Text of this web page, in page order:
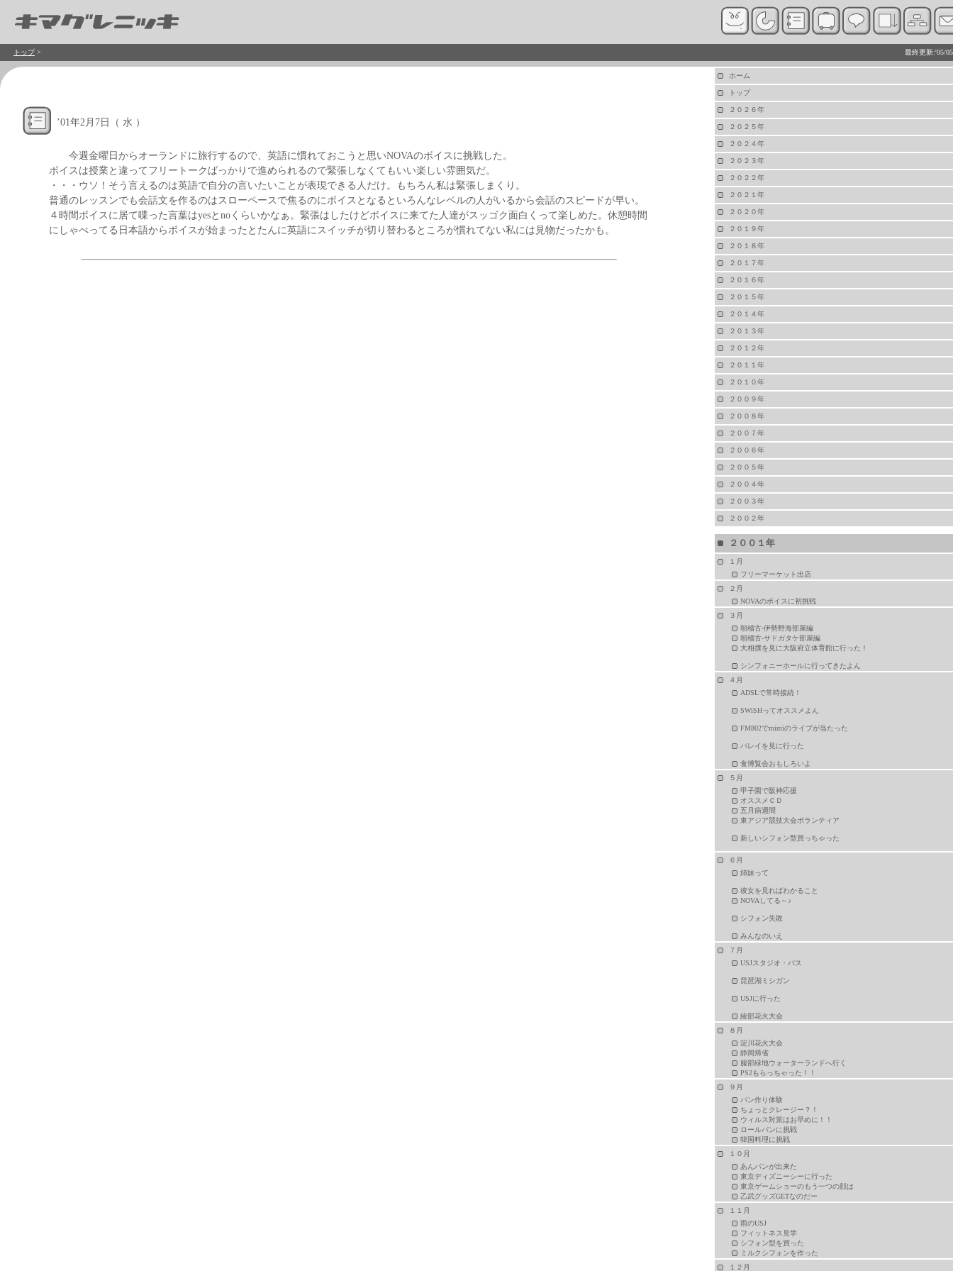
トップ> 最終更新:'05/
’01年2月7日（ 水 ）
今週金曜日からオーランドに旅行するので、英語に慣れておこうと思いNOVAのボイスに挑戦した。
ボイスは授業と違ってフリートークばっかりで進められるので緊張しなくてもいい楽しい雰囲気だ。
・・・ウソ！そう言えるのは英語で自分の言いたいことが表現できる人だけ。もちろん私は緊張しまくり。
普通のレッスンでも会話文を作るのはスローペースで焦るのにボイスとなるといろんなレベルの人がいるから会話のスピードが早い。
４時間ボイスに居て喋った言葉はyesとnoくらいかなぁ。緊張はしたけどボイスに来てた人達がスッゴク面白くって楽しめた。休憩時間
にしゃべってる日本語からボイスが始まったとたんに英語にスイッチが切り替わるところが慣れてない私には見物だったかも。
ホーム
トップ
２０２６年
２０２５年
２０２４年
２０２３年
２０２２年
２０２１年
２０２０年
２０１９年
２０１８年
２０１７年
２０１６年
２０１５年
２０１４年
２０１３年
２０１２年
２０１１年
２０１０年
２００９年
２００８年
２００７年
２００６年
２００５年
２００４年
２００３年
２００２年
２００１年
１月
フリーマーケット出店
２月
NOVAのボイスに初挑戦
３月
朝稽古-伊勢野海部屋編
朝稽古-サドガタケ部屋編
大相撲を見に大阪府立体育館に行った！
シンフォニーホールに行ってきたよん
４月
ADSLで常時接続！
SWiSHってオススメよん
FM802でmimiのライブが当たった
バレイを見に行った
食博覧会おもしろいよ
５月
甲子園で阪神応援
オススメＣＤ
五月病週間
東アジア競技大会ボランティア
新しいシフォン型買っちゃった
６月
姉妹って
彼女を見ればわかること
NOVAしてる～♪
シフォン失敗
みんなのいえ
７月
USJスタジオ・パス
琵琶湖ミシガン
USJに行った
綾部花火大会
８月
淀川花火大会
静岡帰省
服部緑地ウォーターランドへ行く
PS2もらっちゃった！！
９月
パン作り体験
ちょっとクレージー？！
ウィルス対策はお早めに！！
ロールパンに挑戦
韓国料理に挑戦
１０月
あんパンが出来た
東京ディズニーシーに行った
東京ゲームショーのもう一つの顔は
乙武グッズGETなのだー
１１月
雨のUSJ
フィットネス見学
シフォン型を買った
ミルクシフォンを作った
１２月